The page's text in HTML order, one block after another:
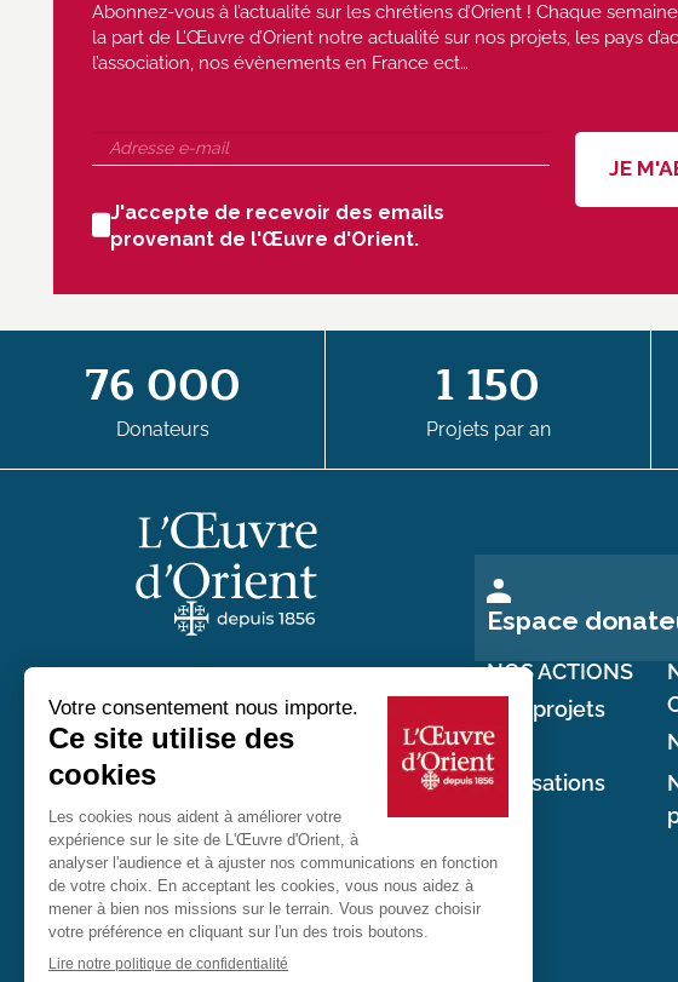
Abonnez-vous à l’actualité sur les chrétiens d’Orient ! Chaque
la part de L’Œuvre d’Orient notre actualité sur nos projets, les pays
l’association, nos évènements en France ect…
J'accepte de recevoir des emails
provenant de l'Œuvre d'Orient.
76 000
Donateurs
1 150
Projets par an
Espace
NOS ACTIONS
Nos projets
Nos
réalisations
Au service des chrétiens d'Orient
01 45 48 54 46
Contactez-nous